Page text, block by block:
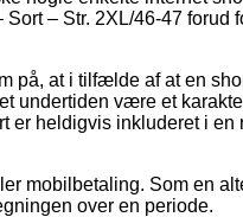
– Str. 2XL/46-47 forud
på, at i tilfælde af at en
undertiden være et
er heldigvis inkluderet i
mobilbetaling. Som en
over en periode.